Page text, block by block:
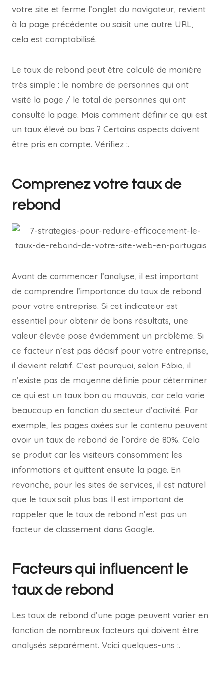
votre site et ferme l’onglet du navigateur, revient
à la page précédente ou saisit une autre URL,
cela est comptabilisé.
Le taux de rebond peut être calculé de manière
très simple : le nombre de personnes qui ont
visité la page / le total de personnes qui ont
consulté la page. Mais comment définir ce qui est
un taux élevé ou bas ? Certains aspects doivent
être pris en compte. Vérifiez :.
Comprenez votre taux de
rebond
Avant de commencer l’analyse, il est important
de comprendre l’importance du taux de rebond
pour votre entreprise. Si cet indicateur est
essentiel pour obtenir de bons résultats, une
valeur élevée pose évidemment un problème. Si
ce facteur n’est pas décisif pour votre entreprise,
il devient relatif. C’est pourquoi, selon Fábio, il
n’existe pas de moyenne définie pour déterminer
ce qui est un taux bon ou mauvais, car cela varie
beaucoup en fonction du secteur d’activité. Par
exemple, les pages axées sur le contenu peuvent
avoir un taux de rebond de l’ordre de 80%. Cela
se produit car les visiteurs consomment les
informations et quittent ensuite la page. En
revanche, pour les sites de services, il est naturel
que le taux soit plus bas. Il est important de
rappeler que le taux de rebond n’est pas un
facteur de classement dans Google.
Facteurs qui influencent le
taux de rebond
Les taux de rebond d’une page peuvent varier en
fonction de nombreux facteurs qui doivent être
analysés séparément. Voici quelques-uns :.